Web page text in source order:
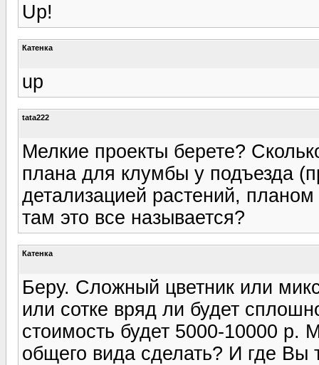
Up!
Катенка
up
tata222
Мелкие проекты берете?
плана для клумбы у подъезда
детализацией растений,
там это все называется?
Катенка
Беру. Сложный цветник или
или сотке вряд ли будет
стоимость будет 5000-10000
общего вида сделать? И где Вы